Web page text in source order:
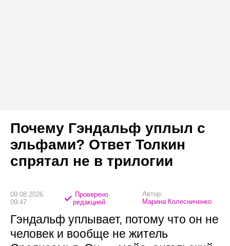
Почему Гэндальф уплыл с
эльфами? Ответ Толкин
спрятал не в трилогии
09.08.2026
09:47
Проверено
редакцией
Автор:
Марина Колесниченко
Гэндальф уплывает, потому что он не
человек и вообще не житель